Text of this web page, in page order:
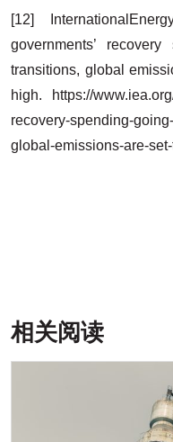
[12]
governments’
transitions, global
high. https://
recovery-spending-
global-emissions-are-
相关阅读